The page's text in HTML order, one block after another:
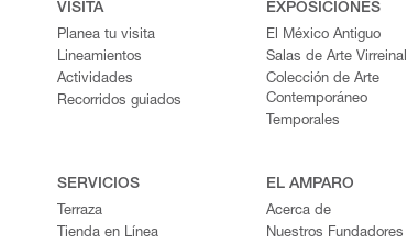
VISITA
Planea tu visita
Lineamientos
Actividades
Recorridos guiados
EXPOSICIONES
El México Antiguo
Salas de Arte Virreinal
Colección de Arte
Contemporáneo
Temporales
SERVICIOS
Terraza
Tienda en Línea
EL AMPARO
Acerca de
Nuestros Fundadores